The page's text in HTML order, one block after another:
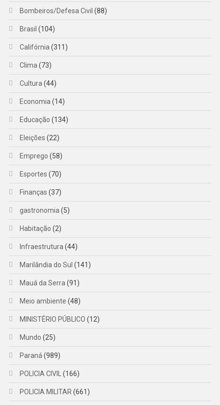
Bombeiros/Defesa Civil (88)
Brasil (104)
Califórnia (311)
Clima (73)
Cultura (44)
Economia (14)
Educação (134)
Eleições (22)
Emprego (58)
Esportes (70)
Finanças (37)
gastronomia (5)
Habitação (2)
Infraestrutura (44)
Marilândia do Sul (141)
Mauá da Serra (91)
Meio ambiente (48)
MINISTÉRIO PÚBLICO (12)
Mundo (25)
Paraná (989)
POLICIA CIVIL (166)
POLICIA MILITAR (661)